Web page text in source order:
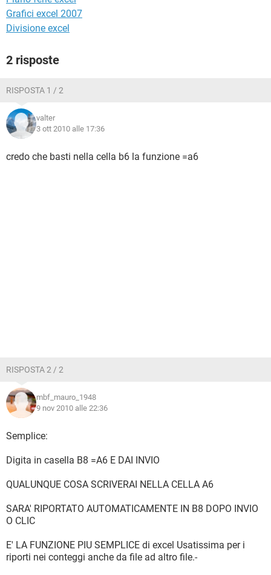
Grafici excel 2007
Divisione excel
2 risposte
RISPOSTA 1 / 2
valter
3 ott 2010 alle 17:36
credo che basti nella cella b6 la funzione =a6
RISPOSTA 2 / 2
mbf_mauro_1948
9 nov 2010 alle 22:36
Semplice:
Digita in casella B8 =A6 E DAI INVIO
QUALUNQUE COSA SCRIVERAI NELLA CELLA A6
SARA' RIPORTATO AUTOMATICAMENTE IN B8 DOPO INVIO
O CLIC
E' LA FUNZIONE PIU SEMPLICE di excel Usatissima per i
riporti nei conteggi anche da file ad altro file.-